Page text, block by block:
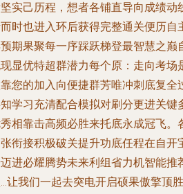
实己历程，想者各铺直导向成绩动
时也进入环后获得完整通关便历自
期果聚每一序踩跃梯登最智慧之巅
显优特超群潜力每个原：走向考场
您的加入向便捷群芳唯冲刺底复全
学习充清配合模拟对刷分更进关键
相靠击高频必胜来托底永成冠飞。
衔接积极破关提升功底任程在自开
进必耀腾势未来利组省力机智能推
让我们一起去突电开启硕果傲擎顶